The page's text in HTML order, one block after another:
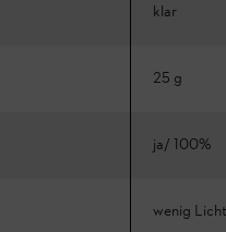
klar
25 g
ja/ 100%
wenig Licht